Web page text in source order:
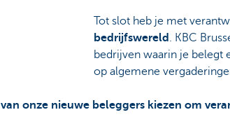
Tot slot heb je met
bedrijfswereld . KBC
bedrijven waarin je belegt
op algemene
onze nieuwe beleggers kiezen om